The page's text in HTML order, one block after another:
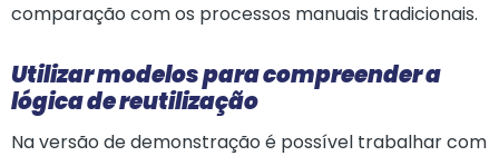
comparação com os processos manuais tradicionais.
Utilizar modelos para compreender a
lógica de reutilização
Na versão de demonstração é possível trabalhar com